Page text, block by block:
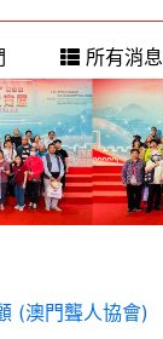
所有消息
(澳門聾人協會)